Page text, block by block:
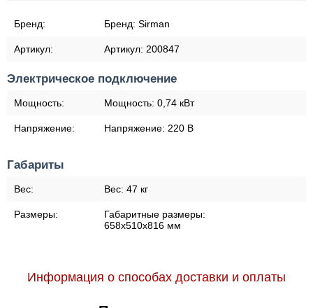
Бренд: Бренд: Sirman
Артикул: Артикул: 200847
Электрическое подключение
Мощность: Мощность: 0,74 кВт
Напряжение: Напряжение: 220 В
Габариты
Вес: Вес: 47 кг
Размеры:
Габаритные размеры:
658х510х816 мм
Информация о способах доставки и оплаты